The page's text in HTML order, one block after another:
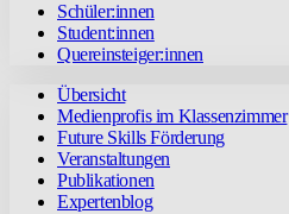
Schüler:innen
Student:innen
Quereinsteiger:innen
Übersicht
Medienprofis im Klassenzimmer
Future Skills Förderung
Veranstaltungen
Publikationen
Expertenblog